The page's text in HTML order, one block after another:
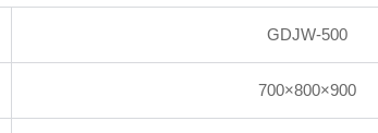
GDJW-500
700×800×900